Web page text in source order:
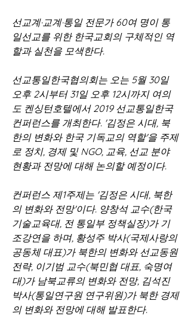
선교계·교계·통일 전문가 60여 명이 통
일선교를 위한 한국교회의 구체적인 역
할과 실천을 모색한다.
선교통일한국협의회는 오는 5월 30일
오후 2시부터 31일 오후 12시까지 여의
도 켄싱턴호텔에서 2019 선교통일한국
컨퍼런스를 개최한다. '김정은 시대, 북
한의 변화와 한국 기독교의 역할'을 주제
로 정치, 경제 및 NGO, 교육, 선교 분야
현황과 전망에 대해 논의할 예정이다.
컨퍼런스 제1주제는 '김정은 시대, 북한
의 변화와 전망'이다. 양창석 교수(한국
기술교육대, 전 통일부 정책실장)가 기
조강연을 하며, 황성주 박사(국제사랑의
공동체 대표)가 북한의 변화와 선교동원
전략, 이기범 교수(북민협 대표, 숙명여
대)가 남북교류의 변화와 전망, 김석진
박사(통일연구원 연구위원)가 북한 경제
의 변화와 전망에 대해 발표한다.